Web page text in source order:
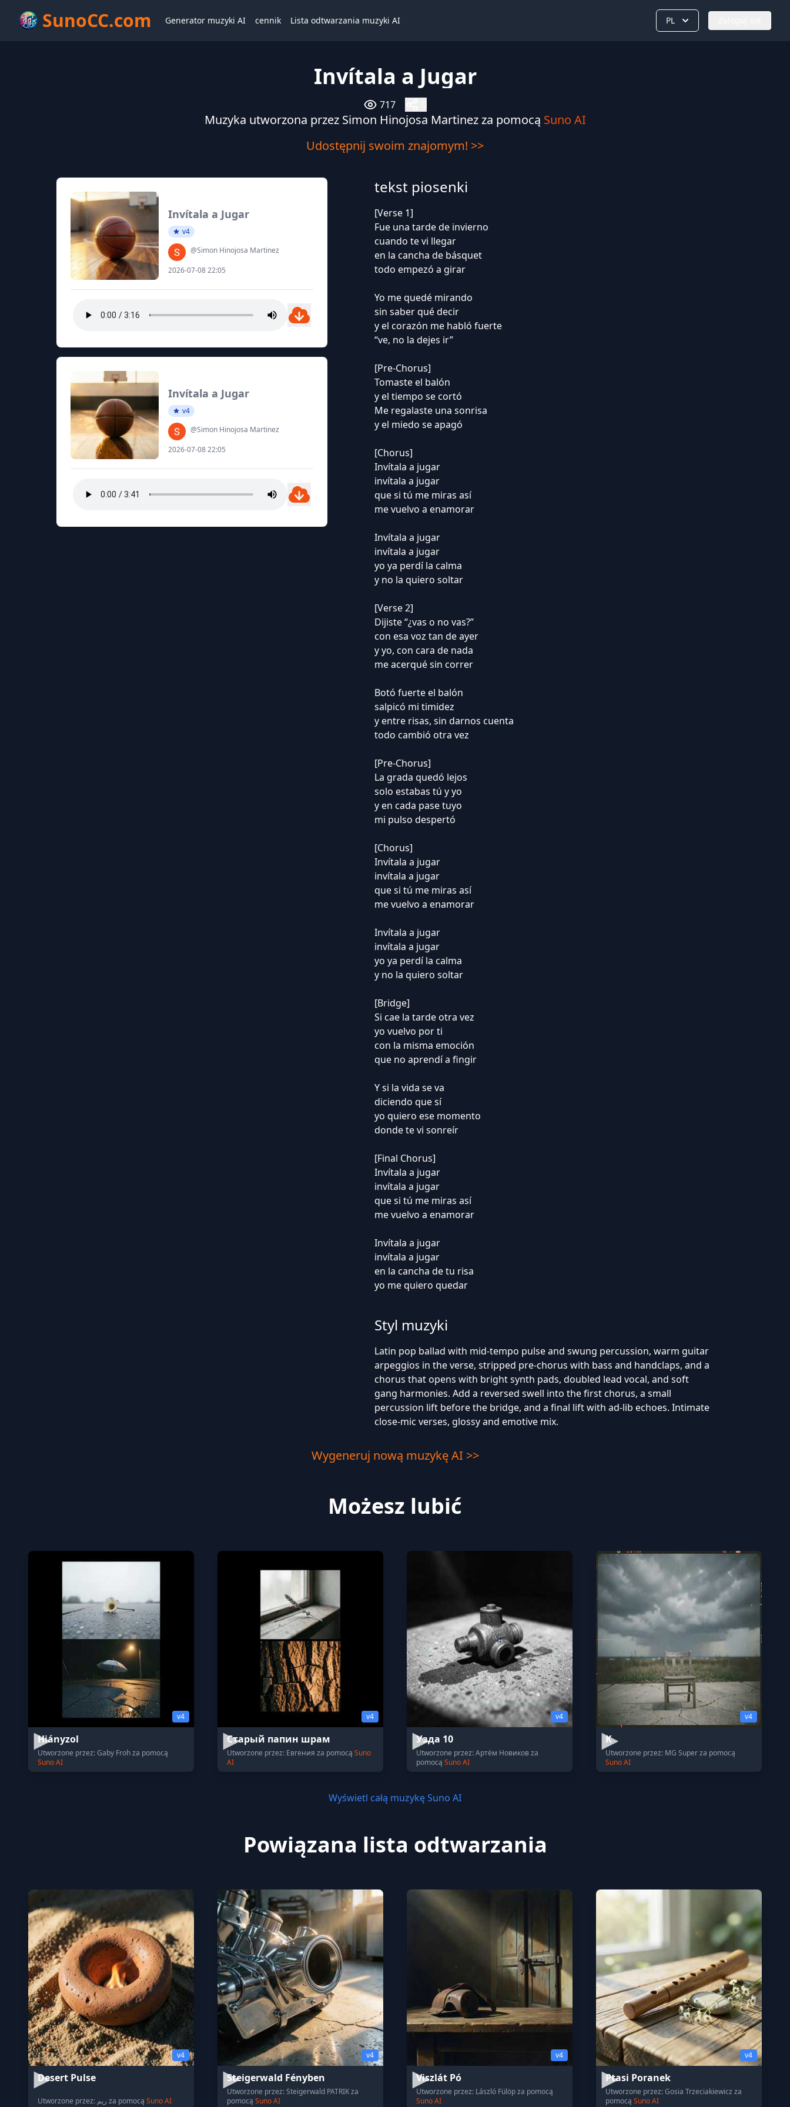
SunoCC.com Generator muzyki AI cennik Lista odtwarzania muzyki AI PL
Invítala a Jugar
717
Muzyka utworzona przez Simon Hinojosa Martinez za pomocą Suno AI
Udostępnij swoim znajomym! >>
Invítala a Jugar
v4
@Simon Hinojosa Martinez
2026-07-08 22:05
Invítala a Jugar
v4
@Simon Hinojosa Martinez
2026-07-08 22:05
tekst piosenki
[Verse 1]
Fue una tarde de invierno
cuando te vi llegar
en la cancha de básquet
todo empezó a girar
Yo me quedé mirando
sin saber qué decir
y el corazón me habló fuerte
“ve, no la dejes ir”
[Pre-Chorus]
Tomaste el balón
y el tiempo se cortó
Me regalaste una sonrisa
y el miedo se apagó
[Chorus]
Invítala a jugar
invítala a jugar
que si tú me miras así
me vuelvo a enamorar
Invítala a jugar
invítala a jugar
yo ya perdí la calma
y no la quiero soltar
[Verse 2]
Dijiste “¿vas o no vas?”
con esa voz tan de ayer
y yo, con cara de nada
me acerqué sin correr
Botó fuerte el balón
salpicó mi timidez
y entre risas, sin darnos cuenta
todo cambió otra vez
[Pre-Chorus]
La grada quedó lejos
solo estabas tú y yo
y en cada pase tuyo
mi pulso despertó
[Chorus]
Invítala a jugar
invítala a jugar
que si tú me miras así
me vuelvo a enamorar
Invítala a jugar
invítala a jugar
yo ya perdí la calma
y no la quiero soltar
[Bridge]
Si cae la tarde otra vez
yo vuelvo por ti
con la misma emoción
que no aprendí a fingir
Y si la vida se va
diciendo que sí
yo quiero ese momento
donde te vi sonreír
[Final Chorus]
Invítala a jugar
invítala a jugar
que si tú me miras así
me vuelvo a enamorar
Invítala a jugar
invítala a jugar
en la cancha de tu risa
yo me quiero quedar
Styl muzyki
Latin pop ballad with mid-tempo pulse and swung percussion, warm guitar
arpeggios in the verse, stripped pre-chorus with bass and handclaps, and a
chorus that opens with bright synth pads, doubled lead vocal, and soft
gang harmonies. Add a reversed swell into the first chorus, a small
percussion lift before the bridge, and a final lift with ad-lib echoes. Intimate
close-mic verses, glossy and emotive mix.
Wygeneruj nową muzykę AI >>
Możesz lubić
v4
Hiányzol
Utworzone przez: Gaby Froh za pomocą
Suno AI
v4
Старый папин шрам
Utworzone przez: Евгения za pomocą Suno
AI
v4
Узда 10
Utworzone przez: Артём Новиков za
pomocą Suno AI
v4
K
Utworzone przez: MG Super za pomocą
Suno AI
Wyświetl całą muzykę Suno AI
Powiązana lista odtwarzania
v4
Desert Pulse
Utworzone przez: ريم za pomocą Suno AI
v4
Steigerwald Fényben
Utworzone przez: Steigerwald PATRIK za
pomocą Suno AI
v4
Viszlát Pó
Utworzone przez: László Fülöp za pomocą
Suno AI
v4
Ptasi Poranek
Utworzone przez: Gosia Trzeciakiewicz za
pomocą Suno AI